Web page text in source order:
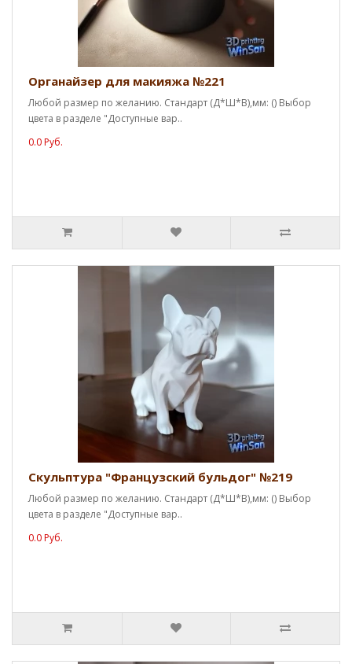
Органайзер для макияжа №221
Любой размер по желанию. Стандарт (Д*Ш*В),мм: () Выбор
цвета в разделе "Доступные вар..
0.0 Руб.
Скульптура "Французский бульдог" №219
Любой размер по желанию. Стандарт (Д*Ш*В),мм: () Выбор
цвета в разделе "Доступные вар..
0.0 Руб.